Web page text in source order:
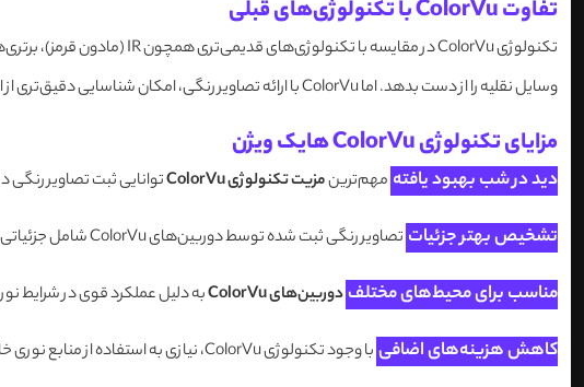
تفاوت ColorVu با تکنولوژی‌های قبلی
وسایل نقلیه را از دست بدهد. اما ColorVu با ارائه تصاویر رنگی، امکان شناسایی دقیق‌تری از افراد و اشیاء را فراهم می‌آورد.
مزایای تکنولوژی ColorVu هایک ویژن
دید در شب بهبود یافته مهم‌ترینمزیت تکنولوژی ColorVu توانایی ثبت تصاویر
تشخیص بهتر جزئیات تصاویر رنگی ثبت شده توسط دوربین‌های ColorVu شامل جزئیاتی مانند رنگ لباس، خودرو، و اشیاء مختلف است که در دوربین‌های معمولی دیده نمی‌شود. این امر در شناسایی و تحلیل وقایع بسیار مؤثر است.
مناسب برای محیط‌های مختلفدوربین‌های ColorVu به دلیل عملکرد قوی در شرایط
کاهش هزینه‌های اضافی با وجود تکنولوژی ColorVu، نیازی به استفاده از منابع نوری خارجی مانند چراغ‌های مادون قرمز نیست، که این امر می‌تواند در کاهش هزینه‌های نصب و نگهداری مؤثر باشد.